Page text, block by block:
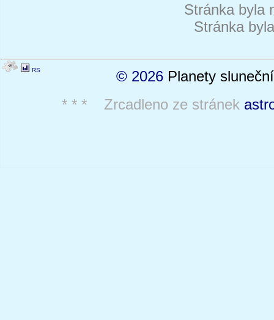
Stránka byla
Stránka
RS © 2026 Planety
* * * Zrcadleno ze stránek